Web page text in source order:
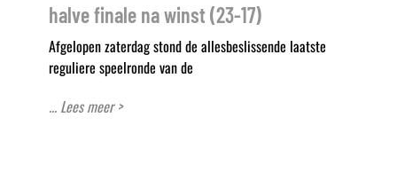
halve finale na winst (23-17)
Afgelopen zaterdag stond de allesbeslissende laatste
reguliere speelronde van de
... Lees meer >